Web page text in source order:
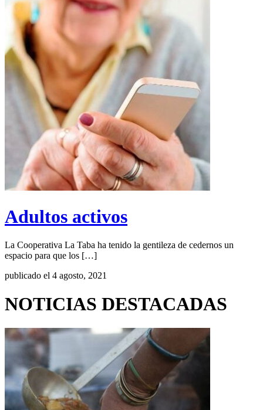
Adultos activos
La Cooperativa La Taba ha tenido la gentileza de cedernos un
espacio para que los […]
publicado el 4 agosto, 2021
NOTICIAS DESTACADAS